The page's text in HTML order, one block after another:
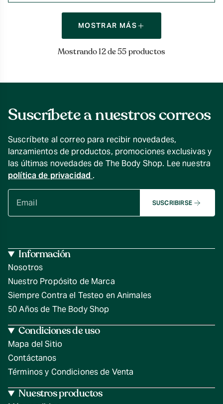
Mostrando 12 de 55 productos
MOSTRAR MÁS
Suscríbete a nuestros correos
Suscríbete al correo para recibir novedades,
lanzamientos de productos, promociones exclusivas y
las últimas novedades de The Body Shop. Lee nuestra
política de privacidad .
SUSCRIBIRSE
Información
Nosotros
Nuestro Propósito de Marca
Siempre Contra el Testeo en Animales
50 Años de The Body Shop
Condiciones de uso
Mapa del Sitio
Contáctanos
Términos y Condiciones de Venta
Nuestros productos